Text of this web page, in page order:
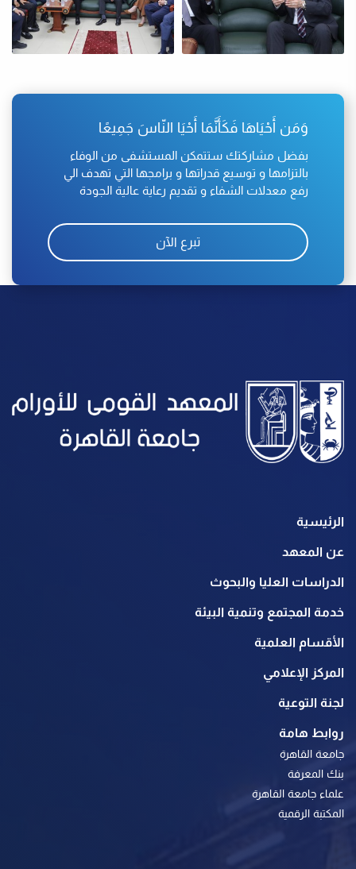
وَمَن أَحْيَاهَا فَكَأَنَّمَا أَحْيَا النّاسَ جَمِيعًا
بفضل مشاركتك ستتمكن المستشفى من الوفاء
بالتزامها و توسيع قدراتها و برامجها التي تهدف الي
رفع معدلات الشفاء و تقديم رعاية عالية الجودة
تبرع الآن
الرئيسية
عن المعهد
الدراسات العليا والبحوث
خدمة المجتمع وتنمية البيئة
الأقسام العلمية
المركز الإعلامي
لجنة التوعية
روابط هامة
جامعة القاهرة
بنك المعرفة
علماء جامعة القاهرة
المكتبة الرقمية